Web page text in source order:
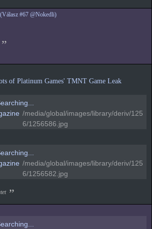
(Válasz #67 @Nokedli)
of Platinum Games' TMNT Game Leak
/media/global/images/library/deriv/125
6/1256586.jpg
/media/global/images/library/deriv/125
6/1256582.jpg